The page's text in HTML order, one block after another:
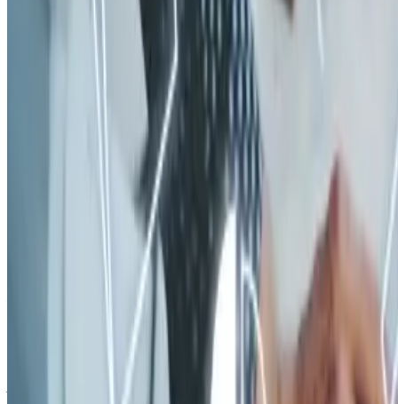
✅ Высокий балл укрепит репутацию, даст приоритет в
закупках и региональные преференции.
✅ Низкий рейтинг может ограничить доступ к контрактам и
программам поддержки.
✅ подробности в прикрепленном файле👆
Федеральный закон от 23.07.2025 № 254-ФЗ «О внесении
изменения в Закон Российской Федерации "О налоговых
органах Российской Федерации";
Национальный стандарт
«Индекс деловой репутации (ЭКГ-рейтинг)»
#️⃣ #ЭКГрейтинг #ФНС #осмотрительность
г. Красноярск, пр. Мира 7Г, офис 68